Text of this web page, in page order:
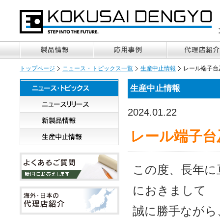
トップページ ニュース・トピックス一覧 生産中止情報 レール端子
生産中止情報
2024.01.22
レール端子
この度、長年
におきまして
誠に勝手なが